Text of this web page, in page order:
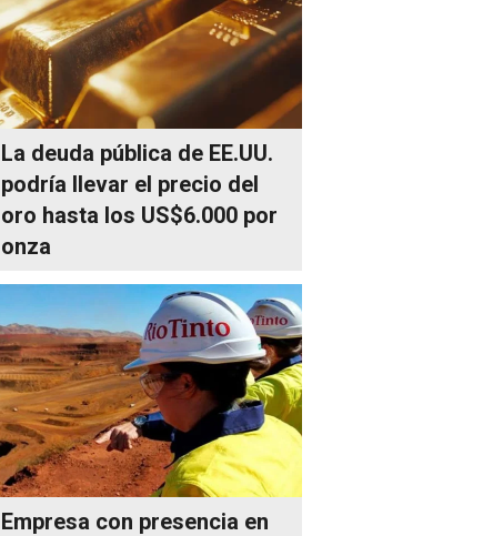
La deuda pública de EE.UU.
podría llevar el precio del
oro hasta los US$6.000 por
onza
Empresa con presencia en